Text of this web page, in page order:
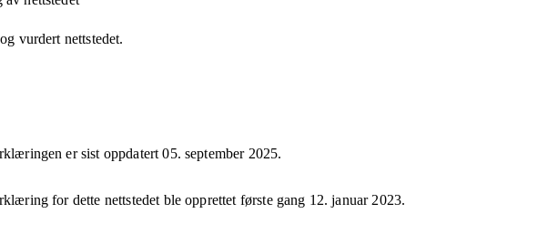
vurdert nettstedet.
er sist oppdatert05. september 2025.
for dette nettstedet ble opprettet første gang 12. januar 2023.